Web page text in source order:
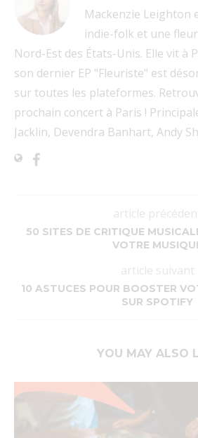
Mackenzie Leighton
indie-folk et une
Nord-Est des États-Unis. Elle vit à
son dernier EP "Fleuriste" est
sur toutes les plateformes.
prochain concert à Paris !
Jacklin, Devendra Banhart, Andy
article
50 SITES DE CRITIQUE
VOTRE
article suivant
10 ASTUCES POUR BOOSTER
SUR SPOTIFY
YOU MAY ALSO